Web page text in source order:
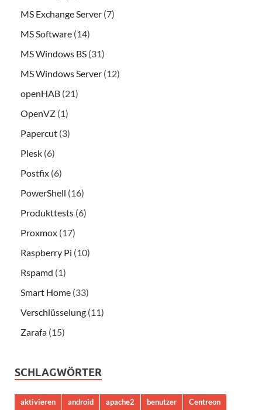
MS Exchange Server (7)
MS Software (14)
MS Windows BS (31)
MS Windows Server (12)
openHAB (21)
OpenVZ (1)
Papercut (3)
Plesk (6)
Postfix (6)
PowerShell (16)
Produkttests (6)
Proxmox (17)
Raspberry Pi (10)
Rspamd (1)
Smart Home (33)
Verschlüsselung (11)
Zarafa (15)
SCHLAGWÖRTER
aktivieren android apache2 benutzer Centreon